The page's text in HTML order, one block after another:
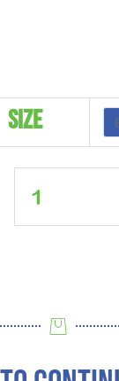
Size
Navy
Giraffe
Suit
cantidad